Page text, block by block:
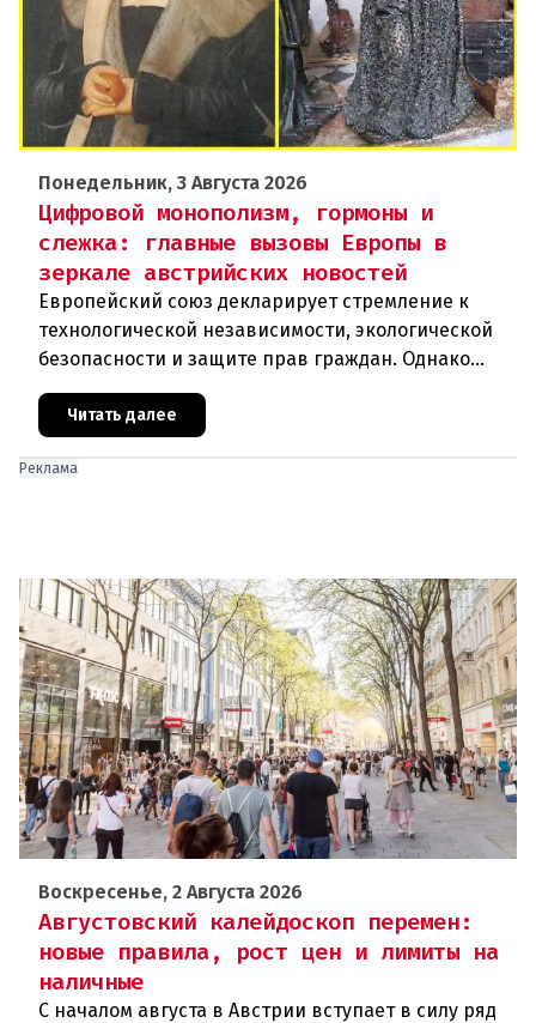
Понедельник, 3 Августа 2026
Цифровой монополизм, гормоны и
слежка: главные вызовы Европы в
зеркале австрийских новостей
Европейский союз декларирует стремление к
технологической независимости, экологической
безопасности и защите прав граждан. Однако
последние события в Австрии и решение
Брюсселя показывают: реальная п
Читать далее
Реклама
Воскресенье, 2 Августа 2026
Августовский калейдоскоп перемен:
новые правила, рост цен и лимиты на
наличные
С началом августа в Австрии вступает в силу ряд